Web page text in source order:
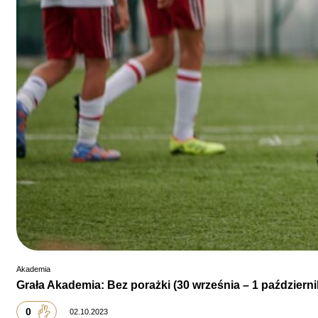
Akademia
Grała Akademia: Bez porażki (30 września – 1
0 02.10.2023